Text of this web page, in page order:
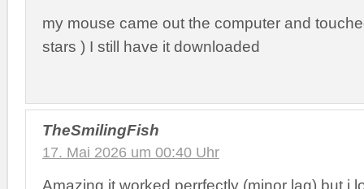
my mouse came out the computer and
stars ) I still have it downloaded
TheSmilingFish
17. Mai 2026 um 00:40 Uhr
Amazing it worked perrfectly (minor lag) but i